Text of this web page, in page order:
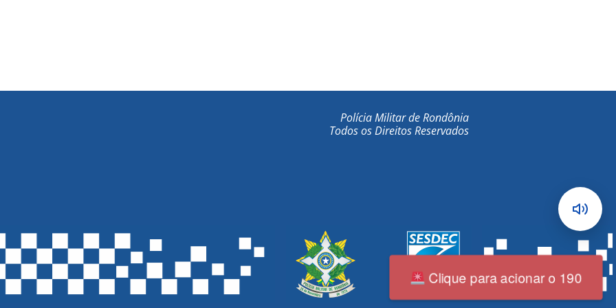
Polícia Militar de Rondônia
Todos os Direitos Reservados
Clique para acionar o 190